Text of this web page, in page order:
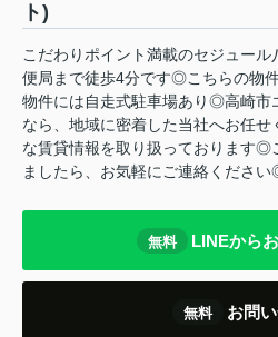
ト)
こだわりポイント満載のセジュー
便局まで徒歩4分です◎こちらの物
物件には自走式駐車場あり◎高崎市
なら、地域に密着した当社へお任
な賃貸情報を取り扱っております◎
ましたら、お気軽にご連絡くださ
無料 LINEから
無料 お問